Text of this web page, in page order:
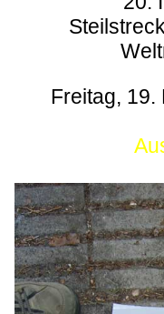
Freitag, 19.